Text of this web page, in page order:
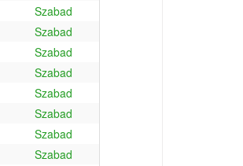
Szabad
Szabad
Szabad
Szabad
Szabad
Szabad
Szabad
Szabad